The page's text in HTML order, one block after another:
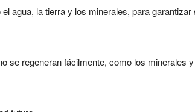
agua, la tierra y los minerales, para garantizar
se regeneran fácilmente, como los minerales